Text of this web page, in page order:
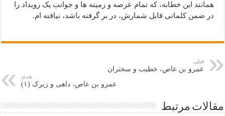
همانند این خطابه، که تمام عرصه و زمینه ها و جوانب یک رویداد را
در ضمن کلماتی قابل شمارش، در بر گرفته باشد، نیافته ام.
قبلی
عمرو بن عاص، خطیب و سخنران
بعدی
عمرو بن عاص، داهی و زیرک (۱)
مقالات مرتبط